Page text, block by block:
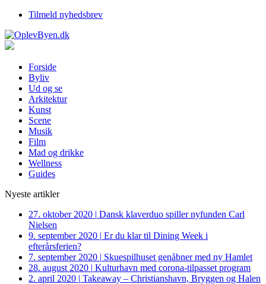
Tilmeld nyhedsbrev
Forside
Byliv
Ud og se
Arkitektur
Kunst
Scene
Musik
Film
Mad og drikke
Wellness
Guides
Nyeste artikler
27. oktober 2020 | Dansk klaverduo spiller nyfunden Carl
Nielsen
9. september 2020 | Er du klar til Dining Week i
efterårsferien?
7. september 2020 | Skuespilhuset genåbner med ny Hamlet
28. august 2020 | Kulturhavn med corona-tilpasset program
2. april 2020 | Takeaway – Christianshavn, Bryggen og Halen